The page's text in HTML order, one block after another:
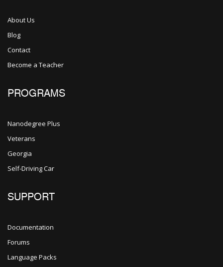
About Us
Blog
Contact
Become a Teacher
PROGRAMS
Nanodegree Plus
Veterans
Georgia
Self-Driving Car
SUPPORT
Documentation
Forums
Language Packs